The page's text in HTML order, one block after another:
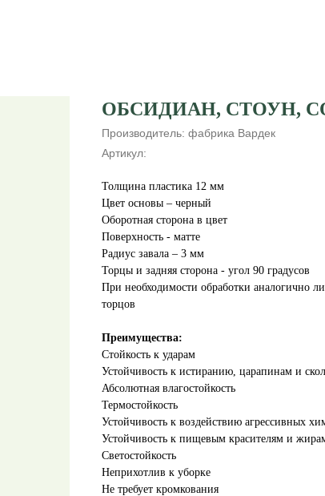
ОБСИДИАН, СТОУН,
Производитель: фабрика Вардек
Артикул:
Толщина пластика 12 мм
Цвет основы – черный
Оборотная сторона в цвет
Поверхность - матте
Радиус завала – 3 мм
Торцы и задняя сторона - угол 90 градусов
При необходимости обработки аналогично
торцов
Преимущества:
Стойкость к ударам
Устойчивость к истиранию, царапинам и
Абсолютная влагостойкость
Термостойкость
Устойчивость к воздействию агрессивных
Устойчивость к пищевым красителям и
Светостойкость
Неприхотлив к уборке
Не требует кромкования